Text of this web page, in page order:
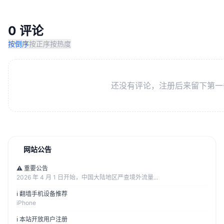
0 评论
按倒序按正序按热度
还没有评论，注册后来留下第
网站公告
⚠️ 重要公告
2026 年 4 月 1 日开始，中国大陆地区严查境外流量...
ℹ️ 翻墙手机设备推荐
iPhone
ℹ️ 本站开放用户注册